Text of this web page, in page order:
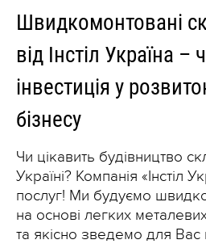
Швидкомонтовані
від Інстіл Україна –
інвестиція у
бізнесу
Чи цікавить будівництво
Україні? Компанія «Інстіл
послуг! Ми будуємо
на основі легких
та якісно зведемо для Вас